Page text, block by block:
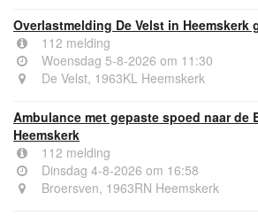
Overlastmelding De Velst in Heemskerk
112 melding
Woensdag 5-8-2026 om 11:30
De Velst, 1963KL Heemskerk
Ambulance met gepaste spoed naar de
Heemskerk
112 melding
Dinsdag 4-8-2026 om 16:58
Broersven, 1963RN Heemskerk